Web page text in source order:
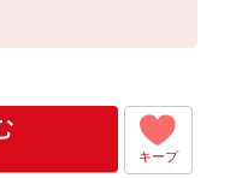
゜+゜
)
キープ